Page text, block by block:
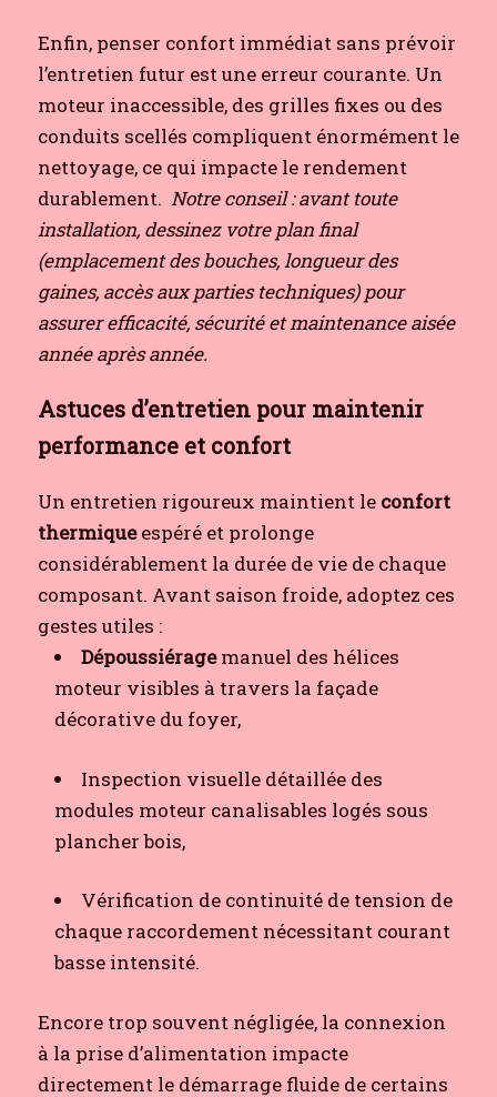
Enfin, penser confort immédiat sans prévoir
l’entretien futur est une erreur courante. Un
moteur inaccessible, des grilles fixes ou des
conduits scellés compliquent énormément le
nettoyage, ce qui impacte le rendement
durablement. Notre conseil : avant toute
installation, dessinez votre plan final
(emplacement des bouches, longueur des
gaines, accès aux parties techniques) pour
assurer efficacité, sécurité et maintenance aisée
année après année.
Astuces d’entretien pour maintenir
performance et confort
Un entretien rigoureux maintient le confort
thermiqueespéré et prolonge
considérablement la durée de vie de chaque
composant. Avant saison froide, adoptez ces
gestes utiles :
Dépoussiéragemanuel des hélices
moteur visibles à travers la façade
décorative du foyer,
Inspection visuelle détaillée des
modules moteur canalisables logés sous
plancher bois,
Vérification de continuité de tension de
chaque raccordement nécessitant courant
basse intensité.
Encore trop souvent négligée, la connexion
à la prise d’alimentation impacte
directement le démarrage fluide de certains